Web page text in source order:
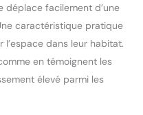
déplace facilement d’une
caractéristique pratique
dans leur habitat.
en témoignent les
élevé parmi les